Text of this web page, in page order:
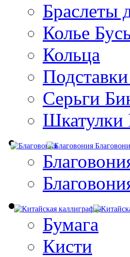
Браслеты
Колье
Кольца
Серьги
Шкатулки
Бумага
Кисти